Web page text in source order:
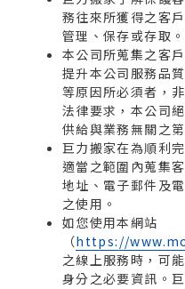
務往來所獲得之客
管理、保存或存取。
本公司所蒐集之客
提升本公司服務品
等原因所必須者，
法律要求，本公司
供給與業務無關之第
巨力搬家在為順利
適當之範圍內蒐集
地址、電子郵件及
之使用。
如您使用本網站
（https://
之線上服務時，可
身分之必要資訊。